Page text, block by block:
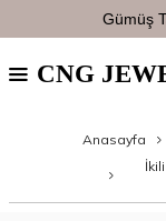
Gümüş
CNG
Anasayfa